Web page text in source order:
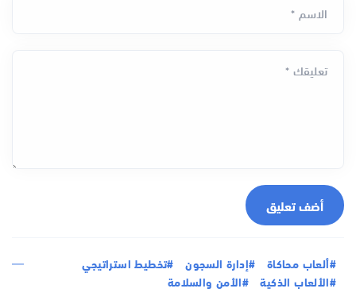
الاسم *
تعليقك *
أضف تعليق
#ألعاب محاكاة #إدارة السجون
#تخطيط استراتيجي
#الألعاب الذكية
#الأمن والسلامة